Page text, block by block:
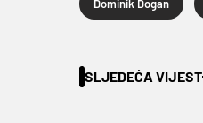
Dominik Dogan
SLJEDEĆA VIJEST